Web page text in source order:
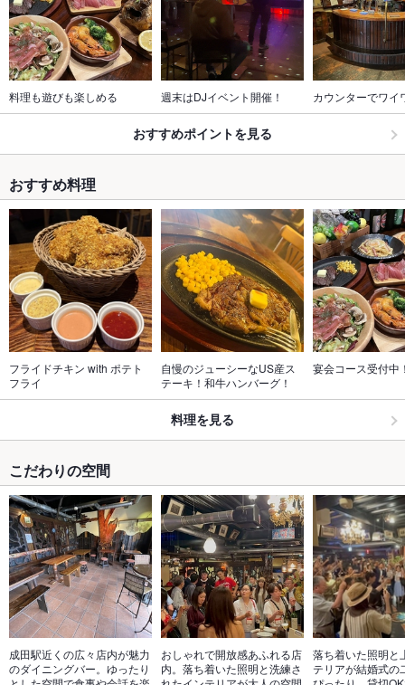
料理も遊びも楽しめる 週末はDJイベント開催！ カウンターでワイ
おすすめポイントを見る
おすすめ料理
フライドチキン with ポテト
フライ
自慢のジューシーなUS産ス
テーキ！和牛ハンバーグ！
宴会コース受付中
料理を見る
こだわりの空間
成田駅近くの広々店内が魅力
のダイニングバー。ゆったり
おしゃれで開放感あふれる店
内。落ち着いた照明と洗練さ
落ち着いた照明と
テリアが結婚式の